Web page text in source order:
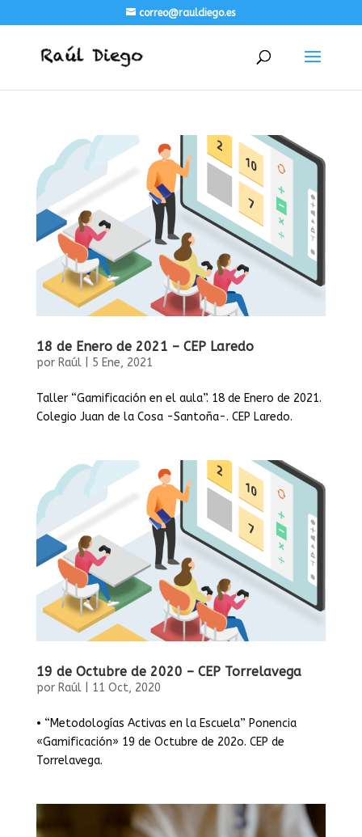
correo@rauldiego.es
18 de Enero de 2021 – CEP Laredo
por Raúl| 5 Ene, 2021
Taller “Gamificación en el aula”. 18 de Enero de 2021.
Colegio Juan de la Cosa -Santoña-. CEP Laredo.
19 de Octubre de 2020 – CEP Torrelavega
por Raúl| 11 Oct, 2020
• “Metodologías Activas en la Escuela” Ponencia
«Gamificación» 19 de Octubre de 202o. CEP de
Torrelavega.